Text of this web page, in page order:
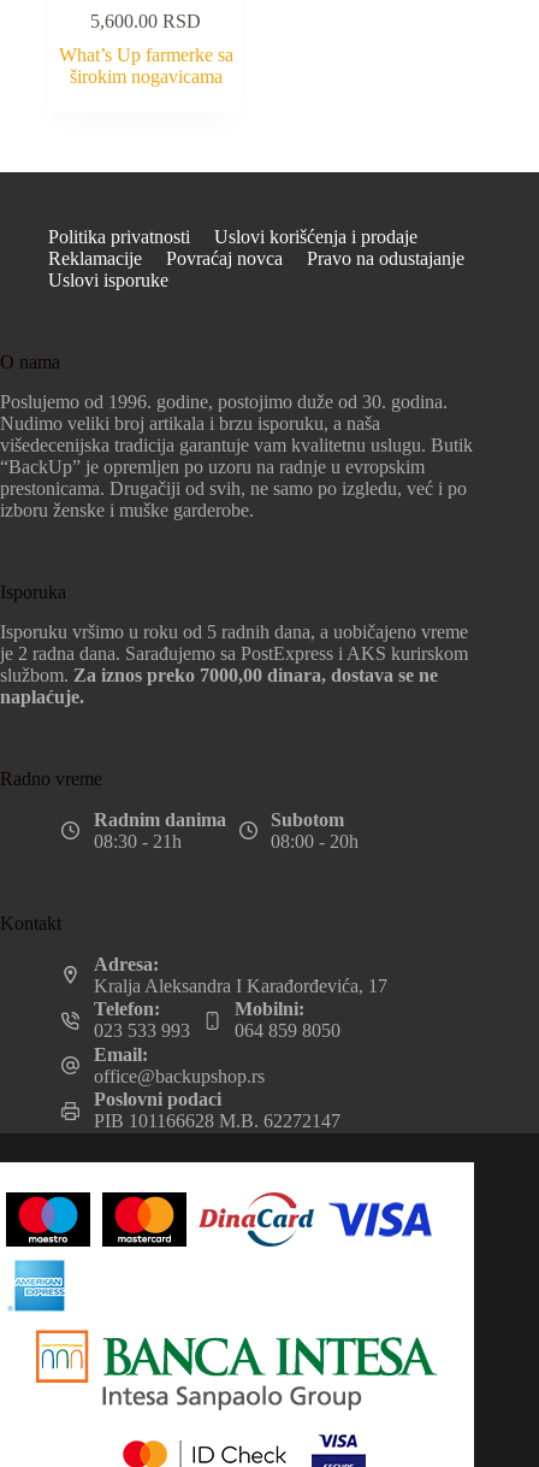
5,600.00RSD
What’s Up farmerke sa
širokim nogavicama
Politika privatnosti
Uslovi korišćenja i prodaje
Reklamacije
Povraćaj novca
Pravo na odustajanje
Uslovi isporuke
O nama
Poslujemo od 1996. godine, postojimo duže od 30. godina.
Nudimo veliki broj artikala i brzu isporuku, a naša
višedecenijska tradicija garantuje vam kvalitetnu uslugu. Butik
“BackUp” je opremljen po uzoru na radnje u evropskim
prestonicama. Drugačiji od svih, ne samo po izgledu, već i po
izboru ženske i muške garderobe.
Isporuka
Isporuku vršimo u roku od 5 radnih dana, a uobičajeno vreme
je 2 radna dana. Sarađujemo sa PostExpress i AKS kurirskom
službom. Za iznos preko 7000,00 dinara, dostava se ne
naplaćuje.
Radno vreme
Radnim danima
08:30 - 21h
Subotom
08:00 - 20h
Kontakt
Adresa:
Kralja Aleksandra I Karađorđevića, 17
Telefon:
023 533 993
Mobilni:
064 859 8050
Email:
office@backupshop.rs
Poslovni podaci
PIB 101166628 M.B. 62272147